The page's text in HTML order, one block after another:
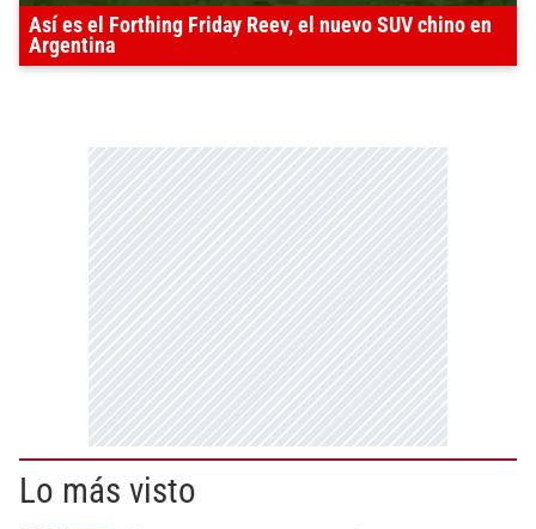
Así es el Forthing Friday Reev, el nuevo SUV chino en
Argentina
Lo más visto